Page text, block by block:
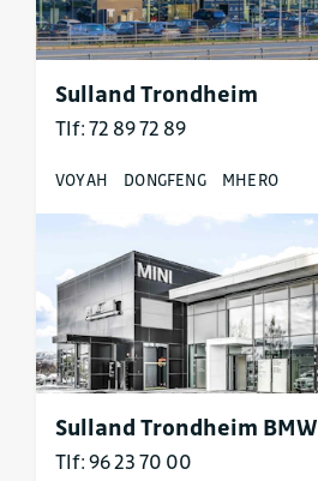
Sulland Trondheim
Tlf: 72 89 72 89
VOYAH DONGFENG MHERO
Sulland Trondheim BMW
Tlf: 96 23 70 00